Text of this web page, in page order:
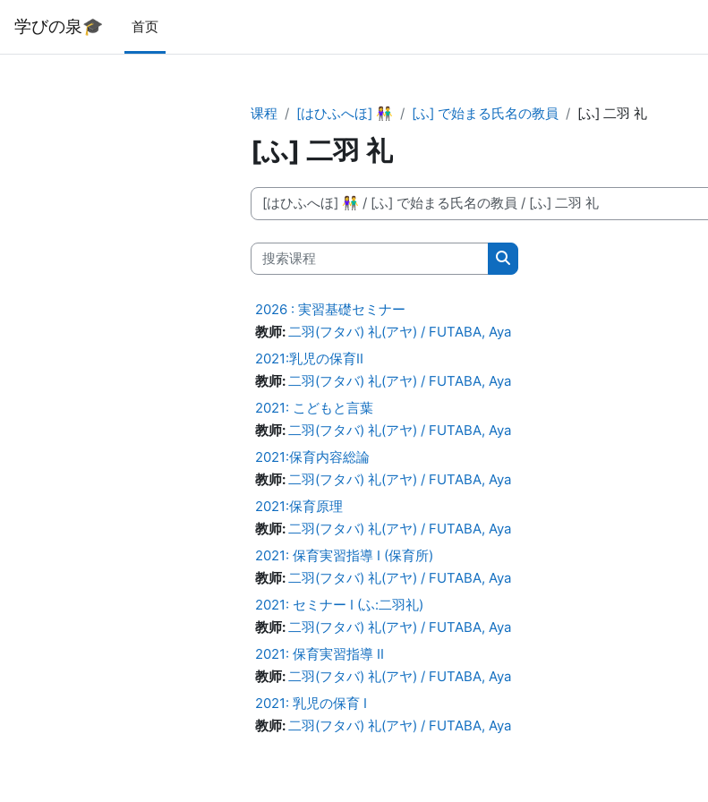
学びの泉🎓 首页
课程 [はひふへほ] 👫 [ふ] で始まる氏名の教員 [ふ] 二羽 礼
[ふ] 二羽 礼
课程类别
搜索课程
搜索课程
2026 : 実習基礎セミナー
教师:二羽(フタバ) 礼(アヤ) / FUTABA, Aya
2021:乳児の保育II
教师:二羽(フタバ) 礼(アヤ) / FUTABA, Aya
2021: こどもと言葉
教师:二羽(フタバ) 礼(アヤ) / FUTABA, Aya
2021:保育内容総論
教师:二羽(フタバ) 礼(アヤ) / FUTABA, Aya
2021:保育原理
教师:二羽(フタバ) 礼(アヤ) / FUTABA, Aya
2021: 保育実習指導 I (保育所)
教师:二羽(フタバ) 礼(アヤ) / FUTABA, Aya
2021: セミナー I (ふ:二羽礼)
教师:二羽(フタバ) 礼(アヤ) / FUTABA, Aya
2021: 保育実習指導 II
教师:二羽(フタバ) 礼(アヤ) / FUTABA, Aya
2021: 乳児の保育 I
教师:二羽(フタバ) 礼(アヤ) / FUTABA, Aya